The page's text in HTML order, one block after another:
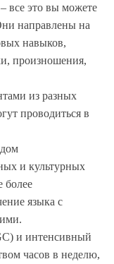
все это вы можете
направлены на
навыков,
произношения,
из разных
проводиться в
и культурных
более
языка с
и интенсивный
часов в неделю,